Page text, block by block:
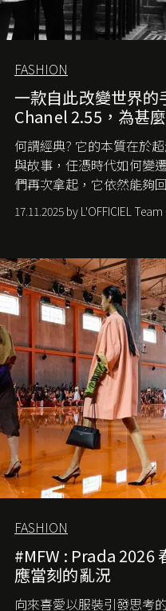
FASHION
一款自此改變世界的
Chanel 2.55，為甚
何謂經典? 它的本質在於
與故事，任憑時代如何變
們再次拿起，它依然能夠
手袋更是這樣存在，自問
位。如果說每個女生的第
愛它的雋永與優雅。那麼
甚麼取名叫 2.55 ？今天就
歲月，回顧 2.55 的誕生故
17.11.2025 by L'OFFICIEL Team
FASHION
#MFW : Prada 2026
應當刻的亂況
向來喜愛以服裝引發思考